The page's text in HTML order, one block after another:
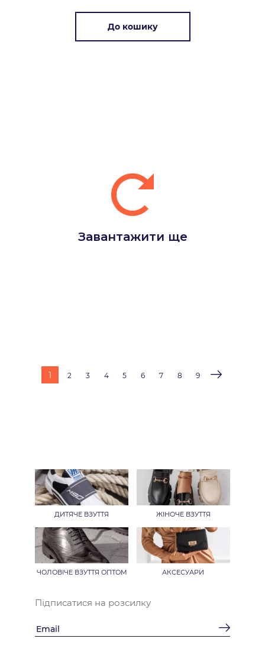
До кошику
Завантажити ще
1 2 3 4 5 6 7 8 9
Підписатися на розсилку
ДИТЯЧЕ ВЗУТТЯ ЖІНОЧЕ ВЗУТТЯ
ЧОЛОВІЧЕ ВЗУТТЯ ОПТОМ АКСЕСУАРИ